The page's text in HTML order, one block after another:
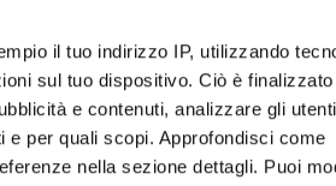
il tuo indirizzo IP, utilizzando
sul tuo dispositivo. Ciò è finalizzato
e contenuti, analizzare gli
per quali scopi. Approfondisci come
nella sezione dettagli. Puoi